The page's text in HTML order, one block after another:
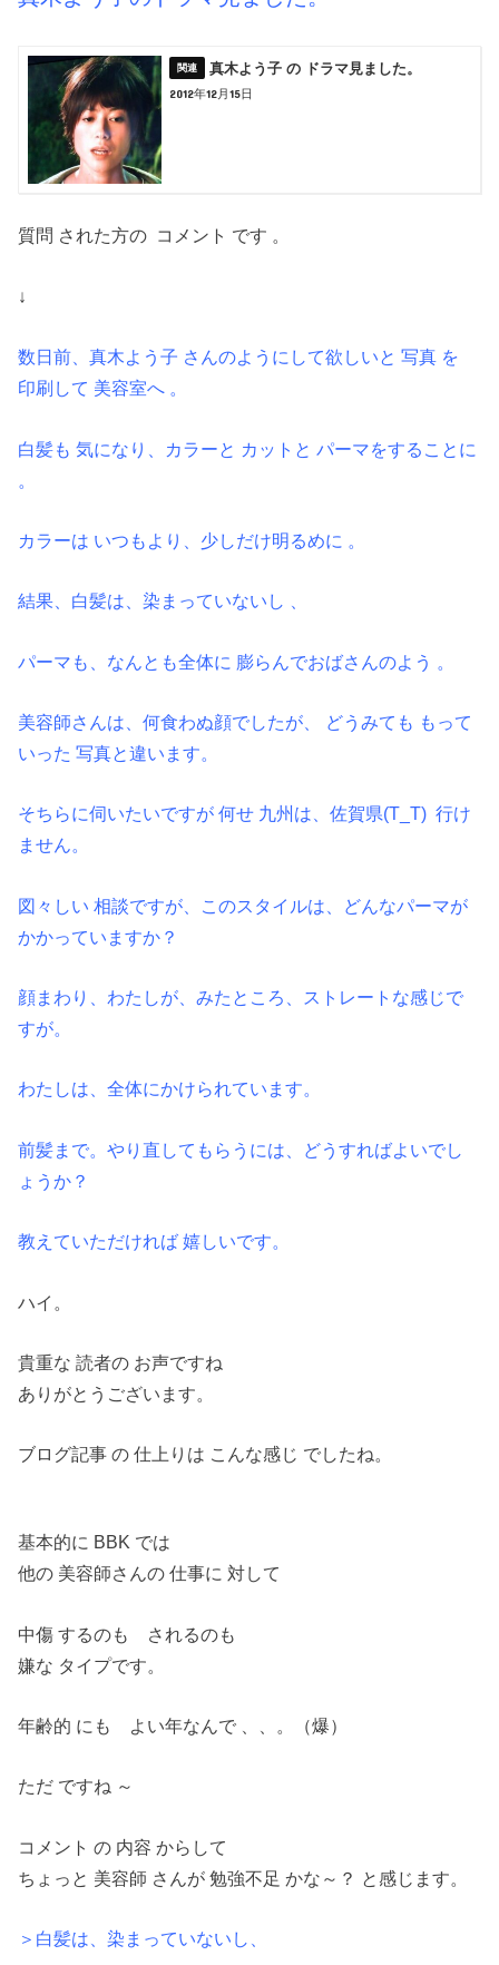
真木よう子 の ドラマ見ました。
2012年12月15日
質問 された方の コメント です 。
↓
数日前、真木よう子 さんのようにして欲しいと 写真 を
印刷して 美容室へ 。
白髪も 気になり、カラーと カットと パーマをすることに
カラーは いつもより、少しだけ明るめに 。
結果、白髪は、染まっていないし 、
パーマも、なんとも全体に 膨らんでおばさんのよう 。
美容師さんは、何食わぬ顔でしたが、 どうみても もって
いった 写真と違います。
そちらに伺いたいですが 何せ 九州は、佐賀県(T_T) 行け
ません。
図々しい 相談ですが、このスタイルは、どんなパーマが
かかっていますか？
顔まわり、わたしが、みたところ、ストレートな感じで
すが。
わたしは、全体にかけられています。
前髪まで。やり直してもらうには、どうすればよいでし
ょうか？
教えていただければ 嬉しいです。
ハイ。
貴重な 読者の お声ですね
ありがとうございます。
ブログ記事 の 仕上りは こんな感じ でしたね。
基本的に BBK では
他の 美容師さんの 仕事に 対して
中傷 するのも されるのも
嫌な タイプです。
年齢的 にも よい年なんで 、、。（爆）
ただ ですね ～
コメント の 内容 からして
ちょっと 美容師 さんが 勉強不足 かな～？ と感じます。
＞白髪は、染まっていないし、